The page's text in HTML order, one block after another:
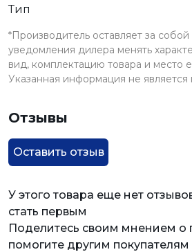
Тип
*Производитель оставляет за
уведомления дилера менять
вид, комплектацию товара и место
Указанная информация не
Отзывы
Оставить отзыв
У этого товара еще нет
стать первым
Поделитесь своим мнением о
помогите другим